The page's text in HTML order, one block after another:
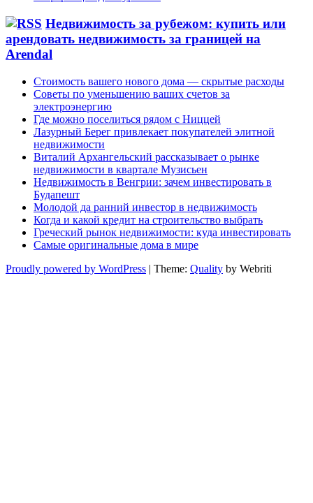
Недвижимость за рубежом: купить или
арендовать недвижимость за границей на
Arendal
Стоимость вашего нового дома — скрытые расходы
Советы по уменьшению ваших счетов за
электроэнергию
Где можно поселиться рядом с Ниццей
Лазурный Берег привлекает покупателей элитной
недвижимости
Виталий Архангельский рассказывает о рынке
недвижимости в квартале Музисьен
Недвижимость в Венгрии: зачем инвестировать в
Будапешт
Молодой да ранний инвестор в недвижимость
Когда и какой кредит на строительство выбрать
Греческий рынок недвижимости: куда инвестировать
Самые оригинальные дома в мире
Proudly powered by WordPress | Theme: Quality by Webriti